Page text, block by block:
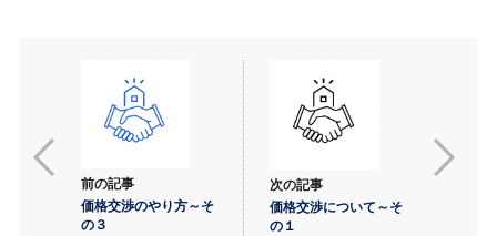
前の記事
価格交渉のやり方～そ
の３
次の記事
価格交渉について～そ
の１